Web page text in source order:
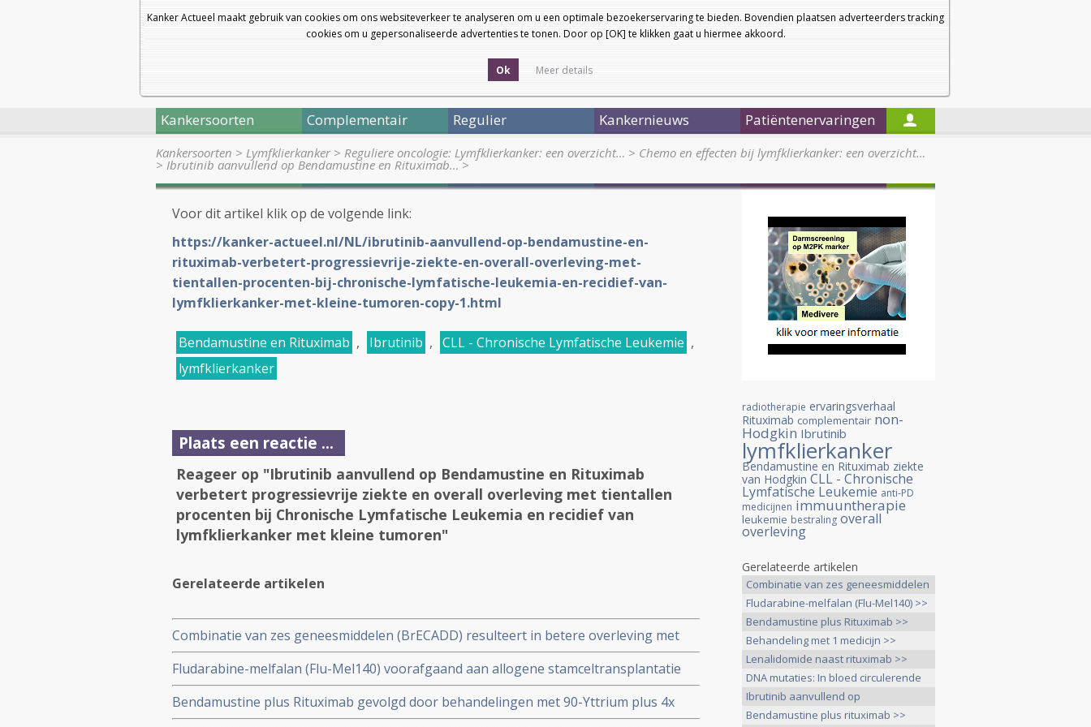
Kanker Actueel maakt gebruik van cookies om ons websiteverkeer te analyseren om u een optimale bezoekerservaring te bieden. Bovendien plaatsen adverteerders tracking
cookies om u gepersonaliseerde advertenties te tonen. Door op [OK] te klikken gaat u hiermee akkoord.
Ok Meer details
a
a
Nieuwsbrief
Startpagina
Kankersoorten Complementair Regulier Kankernieuws Patiëntenervaringen
Kankersoorten > Lymfklierkanker> Reguliere oncologie: Lymfklierkanker: een overzicht… > Chemo en effecten bij lymfklierkanker: een overzicht…
> Ibrutinib aanvullend op Bendamustine en Rituximab…>
Voor dit artikel klik op de volgende link:
https://kanker-actueel.nl/NL/ibrutinib-aanvullend-op-bendamustine-en-
rituximab-verbetert-progressievrije-ziekte-en-overall-overleving-met-
tientallen-procenten-bij-chronische-lymfatische-leukemia-en-recidief-van-
lymfklierkanker-met-kleine-tumoren-copy-1.html
Bendamustine en Rituximab , Ibrutinib , CLL - Chronische Lymfatische Leukemie ,
lymfklierkanker
Plaats een reactie ...
Reageer op "Ibrutinib aanvullend op Bendamustine en Rituximab
verbetert progressievrije ziekte en overall overleving met tientallen
procenten bij Chronische Lymfatische Leukemia en recidief van
lymfklierkanker met kleine tumoren"
Gerelateerde artikelen
Combinatie van zes geneesmiddelen (BrECADD) resulteert in betere overleving met
minder bijwerkingen bij patiënten met gevorderde lymfklierkanker van het type
Hodgkinlymfoom in vergelijking met BEACOPP regiem
Fludarabine-melfalan (Flu-Mel140) voorafgaand aan allogene stamceltransplantatie
voor patienten met non-Hodgkin geeft hoger sterfterisico vergeleken met
fludarabine-intraveneuze busulfan
Bendamustine plus Rituximab gevolgd door behandelingen met 90-Yttrium plus 4x
Ibritumomab Tiuxetan voor onbehandelde Folliculaire Lymfomen geeft betere overall
radiotherapie ervaringsverhaal
Rituximab complementair non-
Hodgkin Ibrutinib
lymfklierkanker
Bendamustine en Rituximab ziekte
van Hodgkin CLL - Chronische
Lymfatische Leukemie anti-PD
medicijnen immuuntherapie
leukemie bestraling overall
overleving
Gerelateerde artikelen
Combinatie van zes geneesmiddelen
>>
Fludarabine-melfalan (Flu-Mel140) >>
Bendamustine plus Rituximab >>
Behandeling met 1 medicijn >>
Lenalidomide naast rituximab >>
DNA mutaties: In bloed circulerende
>>
Ibrutinib aanvullend op
Bendamustine >>
Bendamustine plus rituximab >>